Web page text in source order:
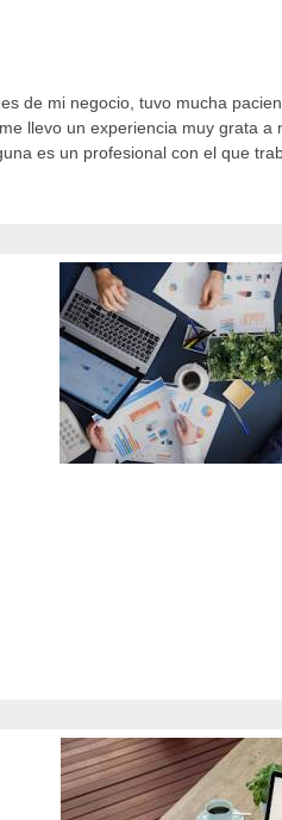
de mi negocio, tuvo mucha
llevo un experiencia muy grata a
es un profesional con el que